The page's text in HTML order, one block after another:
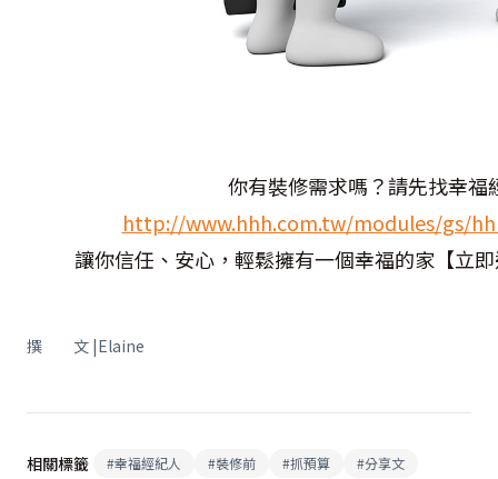
你有裝修需求嗎？請先找幸
http://www.hhh.com.tw/modules/gs/
讓你信任、安心，輕鬆擁有一個幸福的家【立
撰 文 |Elaine
相關標籤 #幸福經紀人 #裝修前 #抓預算 #分享文